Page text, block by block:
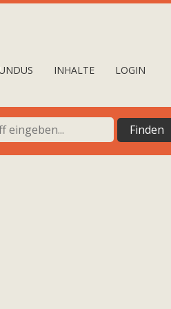
INHALTE LOGIN